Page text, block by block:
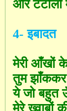
और टटोलो
4- इबादत
मेरी आँखों
तुम
ये जो बहुत
मेरे ख्वाबों